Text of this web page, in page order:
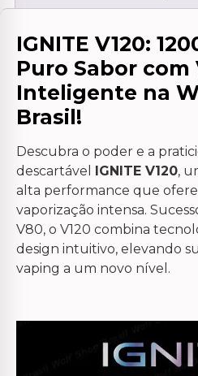
IGNITE V120:
Puro Sabor com
Inteligente na
Brasil!
Descubra o poder e a
descartável IGNITE V120,
alta performance que
vaporização intensa.
V80, o V120 combina
design intuitivo, elevando
vaping a um novo nível.